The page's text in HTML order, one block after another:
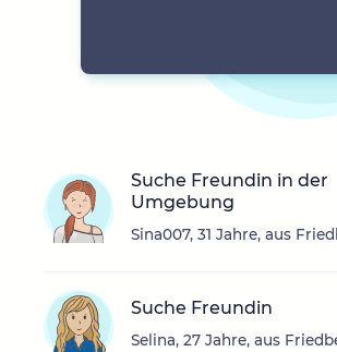
Suche Freundin in der
Umgebung
Sina007, 31 Jahre, aus
Suche Freundin
Selina, 27 Jahre, aus